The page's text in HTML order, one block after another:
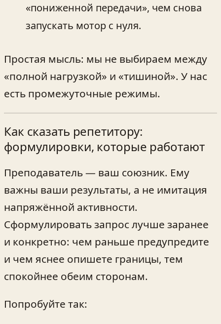
«пониженной передачи», чем снова
запускать мотор с нуля.
Простая мысль: мы не выбираем между
«полной нагрузкой» и «тишиной». У нас
есть промежуточные режимы.
Как сказать репетитору:
формулировки, которые работают
Преподаватель — ваш союзник. Ему
важны ваши результаты, а не имитация
напряжённой активности.
Сформулировать запрос лучше заранее
и конкретно: чем раньше предупредите
и чем яснее опишете границы, тем
спокойнее обеим сторонам.
Попробуйте так: